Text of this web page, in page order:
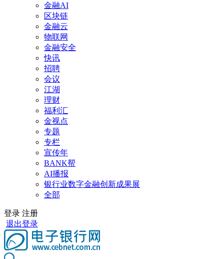
金融AI
区块链
金融云
物联网
金融安全
快讯
招聘
会议
江湖
理财
福利汇
金视点
专题
专栏
宣传年
BANK帮
AI播报
银行业数字金融创新成果展
全部
登录 注册
退出登录